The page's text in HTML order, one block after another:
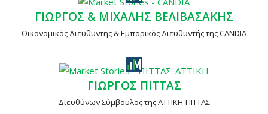
ΓΙΩΡΓΟΣ & ΜΙΧΑΛΗΣ ΒΕΛΙΒΑΣΑΚΗΣ
Οικονομικός Διευθυντής & Εμπορικός Διευθυντής της CANDIA
ΓΙΩΡΓΟΣ ΠΙΤΤΑΣ
Διευθύνων Σύμβουλος της ΑΤΤΙΚΗ-ΠΙΤΤΑΣ